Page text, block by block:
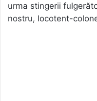
urma stingerii
nostru, locotent-